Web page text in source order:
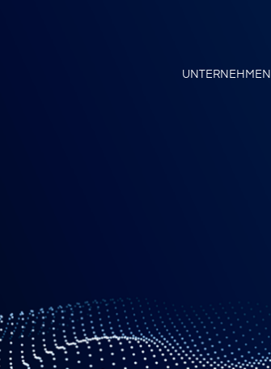
UNTERNEHMEN